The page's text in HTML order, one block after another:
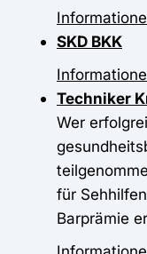
SKD BKK
Techniker
Wer
für
Barprämie